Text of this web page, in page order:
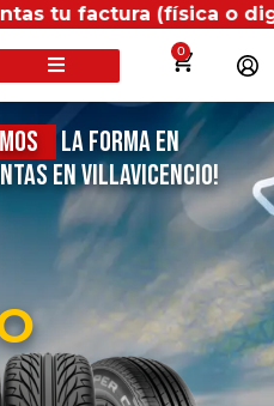
factura (física o
0
la forma en
en Villavicencio!